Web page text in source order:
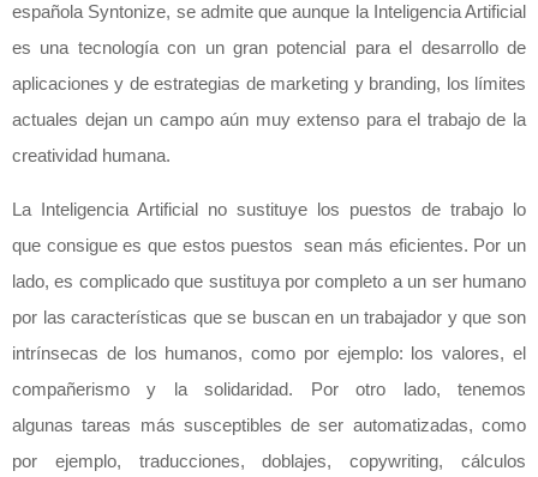
española Syntonize, se admite que aunque la Inteligencia Artificial
es una tecnología con un gran potencial para el desarrollo de
aplicaciones y de estrategias de marketing y branding, los límites
actuales dejan un campo aún muy extenso para el trabajo de la
creatividad humana.
La Inteligencia Artificial no sustituye los puestos de trabajo lo
que consigue es que estos puestos sean más eficientes. Por un
lado, es complicado que sustituya por completo a un ser humano
por las características que se buscan en un trabajador y que son
intrínsecas de los humanos, como por ejemplo: los valores, el
compañerismo y la solidaridad. Por otro lado, tenemos
algunas tareas más susceptibles de ser automatizadas, como
por ejemplo, traducciones, doblajes, copywriting, cálculos